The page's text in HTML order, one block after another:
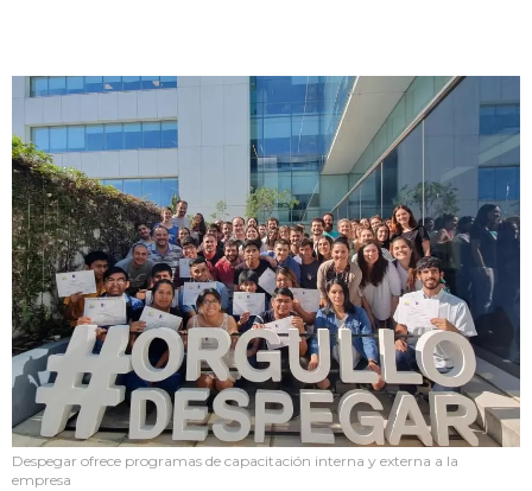
Despegar ofrece programas de capacitación interna y externa a la
empresa